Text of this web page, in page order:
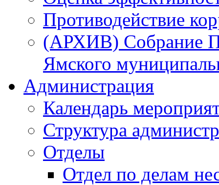
Противодействие
(АРХИВ) Собрание
Ямского
Администрация
Календарь
Структура
Отделы
Отдел по делам